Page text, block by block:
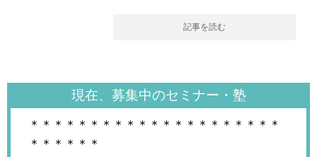
記事を読む
現在、募集中のセミナー・塾
＊＊＊＊＊＊＊＊＊＊＊＊＊＊＊＊＊＊＊＊＊
＊＊＊＊＊＊